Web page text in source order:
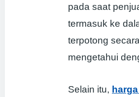
pada saat
termasuk ke
terpotong
mengetahui
Selain itu,